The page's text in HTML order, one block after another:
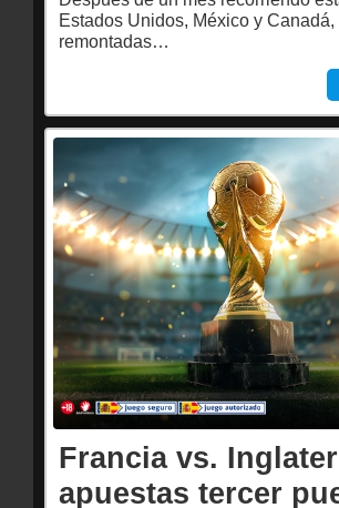
Estados Unidos, México y
remontadas…
Francia vs.
apuestas tercer